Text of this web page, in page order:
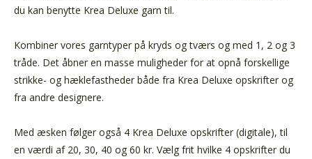
du kan benytte Krea Deluxe garn til.
Kombiner vores garntyper på kryds og tværs og med 1, 2 og 3
tråde. Det åbner en masse muligheder for at opnå forskellige
strikke- og hæklefastheder både fra Krea Deluxe opskrifter og
fra andre designere.
Med æsken følger også 4 Krea Deluxe opskrifter (digitale), til
en værdi af 20, 30, 40 og 60 kr. Vælg frit hvilke 4 opskrifter du